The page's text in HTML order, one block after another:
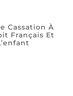
Cassation À
Français Et